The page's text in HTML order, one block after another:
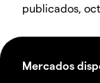
publicados,
Mercados